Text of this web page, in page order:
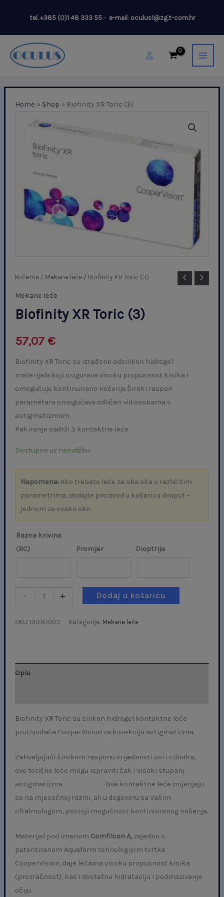
content
tel.+385 (0)1 48 333 55- e-mail: oculus1@zg.t-com.hr
Home » Shop » Biofinity XR Toric (3)
Početna / Mekane leće / Biofinity XR Toric (3)
Mekane leće
Biofinity XR Toric (3)
57,07 €
Biofinity XR Toric su izrađene odsilikon hidrogel
materijala koji osigurava visoku propusnost kisika i
omogućuje kontinuirano nošenje.Široki raspon
parametara omogućava odličan vid osobama s
astigmatizmom.
Pakiranje sadrži 3 kontaktne leće.
Dostupno uz narudžbu
Napomena:Ako trebate leće za oba oka s različitim
parametrima, dodajte proizvod u košaricu dvaput –
jednom za svako oko.
Bazna krivina
(BC)
Promjer Dioptrija
-
Biofinity
(3)
+ Dodaj u košaricu
SKU: BIOXR003 Kategorija: Mekane leće
Opis
Biofinity XR Toric su silikon hidrogel kontaktne leće
proizvođača CooperVision za korekciju astigmatizma.
Zahvaljujući širokom rasponu vrijednosti osi i cilindra,
ove torične leće mogu ispraviti čak i visoki stupanj
astigmatizma. Ove kontaktne leće mijenjaju
se na mjesečnoj razini, ali u dogovoru sa Vašim
oftalmologom, postoji mogućnost kontinuiranog nošenja.
Materijal pod imenom Comfilcon A, zajedno s
patentiranom Aquaform tehnologijom tvrtke
CooperVision, daje lećama visoku propusnost kisika
(prozračnost), kao i dostatnu hidrataciju i podmazivanje
očiju.